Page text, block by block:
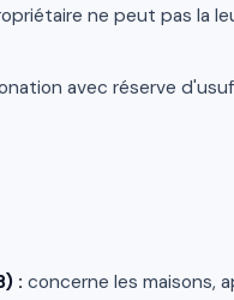
ne peut pas la
avec réserve
: concerne les maisons,